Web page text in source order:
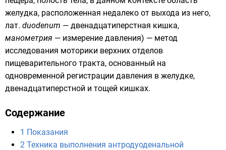
желудка, расположенная недалеко от выхода из него,
лат. duodenum — двенадцатиперстная кишка,
манометрия — измерение давления) — метод
исследования моторики верхних отделов
пищеварительного тракта, основанный на
одновременной регистрации давления в желудке,
двенадцатиперстной и тощей кишках.
Содержание
1 Показания
2 Техника выполнения антродуоденальной